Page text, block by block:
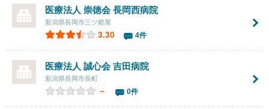
医療法人 崇徳会 長岡西病院
新潟県長岡市三ツ郷屋
3.30 4件
医療法人 誠心会 吉田病院
新潟県長岡市長町
－ 0件